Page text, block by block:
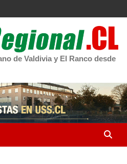
de Valdivia y El Ranco desde